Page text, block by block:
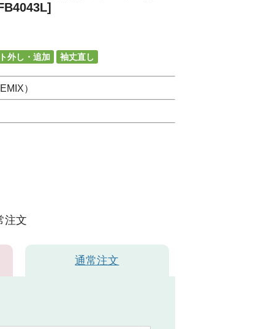
外し・追加 袖丈直し
）
注文
通常注文